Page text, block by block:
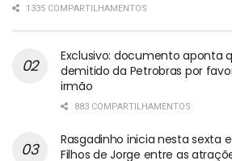
1335 COMPARTILHAMENTOS
Exclusivo: documento aponta
demitido da Petrobras por
irmão
883 COMPARTILHAMENTOS
Rasgadinho inicia nesta sexta
Filhos de Jorge entre as